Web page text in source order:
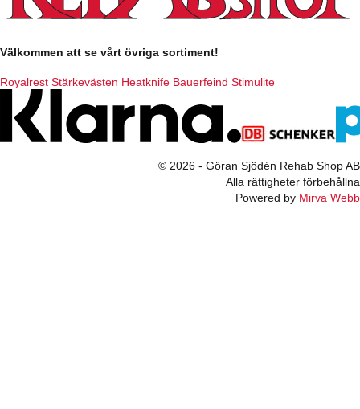
Välkommen att se vårt övriga sortiment!
Royalrest Stärkevästen Heatknife Bauerfeind Stimulite
© 2026 - Göran Sjödén Rehab Shop AB
Alla rättigheter förbehållna
Powered by Mirva Webb